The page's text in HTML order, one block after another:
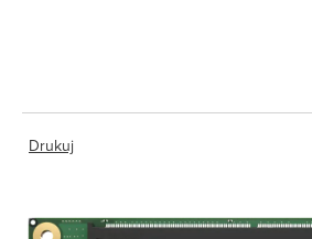
Drukuj